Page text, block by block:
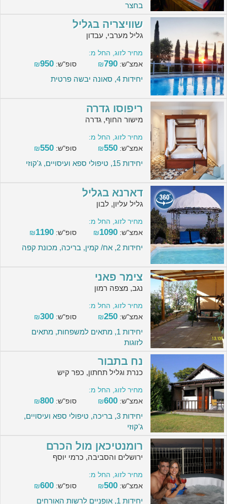
בחצר
שוויצריה בגליל
גליל מערבי, עבדון
מחיר לזוג, החל מ:
אמצ"ש:
₪790 סופ"ש: ₪950
יחידות 4, סאונה יבשה פרטית
ריפוסו גדרה
מישור החוף, גדרה
מחיר לזוג, החל מ:
אמצ"ש:
₪550 סופ"ש: ₪550
יחידות 15, טיפולי ספא ועיסויים, ג'קוזי
דארנא בגליל
גליל עליון, לבון
מחיר לזוג, החל מ:
אמצ"ש:
₪1090 סופ"ש: ₪1190
יחידות 2, אח/ קמין, בריכה, מכונת קפה
צימר פאני
נגב, מצפה רמון
מחיר לזוג, החל מ:
אמצ"ש:
₪250 סופ"ש: ₪300
יחידות 1, מתאים למשפחות, מתאים
לזוגות
נח בתבור
כנרת וגליל תחתון, כפר קיש
מחיר לזוג, החל מ:
אמצ"ש:
₪600 סופ"ש: ₪800
יחידות 3, בריכה, טיפולי ספא ועיסויים,
ג'קוזי
רומנטיכאן מול הכרם
ירושלים והסביבה, כרמי יוסף
מחיר לזוג, החל מ:
אמצ"ש:
₪500 סופ"ש: ₪600
יחידות 1, אופניים לרשות האורחים